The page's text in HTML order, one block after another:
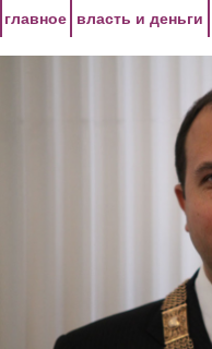
главное власть и деньги